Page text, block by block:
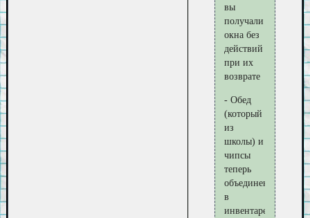
вы
получали
окна без
действий
при их
возврате
- Обед
(который
из
школы) и
чипсы
теперь
объединены
в
инвентаре